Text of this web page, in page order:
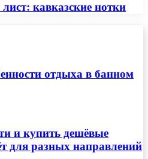
кавказские нотки
отдыха в банном
и купить дешёвые
для разных направлений